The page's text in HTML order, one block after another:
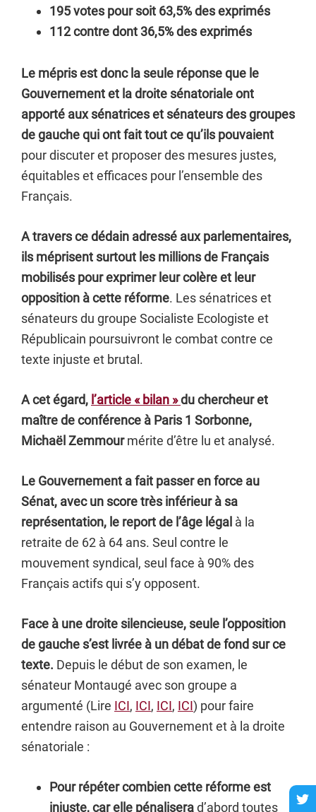
195 votes pour soit 63,5% des exprimés
112 contre dont 36,5% des exprimés
Le mépris est donc la seule réponse que le
Gouvernement et la droite sénatoriale ont
apporté aux sénatrices et sénateurs des groupes
de gauche qui ont fait tout ce qu’ils pouvaient
pour discuter et proposer des mesures justes,
équitables et efficaces pour l’ensemble des
Français.
A travers ce dédain adressé aux parlementaires,
ils méprisent surtout les millions de Français
mobilisés pour exprimer leur colère et leur
opposition à cette réforme. Les sénatrices et
sénateurs du groupe Socialiste Ecologiste et
Républicain poursuivront le combat contre ce
texte injuste et brutal.
A cet égard, l’article « bilan »du chercheur et
maître de conférence à Paris 1 Sorbonne,
Michaël Zemmourmérite d’être lu et analysé.
Le Gouvernement a fait passer en force au
Sénat, avec un score très inférieur à sa
représentation, le report de l’âge légal à la
retraite de 62 à 64 ans. Seul contre le
mouvement syndical, seul face à 90% des
Français actifs qui s’y opposent.
Face à une droite silencieuse, seule l’opposition
de gauche s’est livrée à un débat de fond sur ce
texte. Depuis le début de son examen, le
sénateur Montaugé avec son groupe a
argumenté (Lire ICI, ICI, ICI, ICI) pour faire
entendre raison au Gouvernement et à la droite
sénatoriale :
Pour répéter combien cette réforme est
injuste, car elle pénaliserad’abord toutes